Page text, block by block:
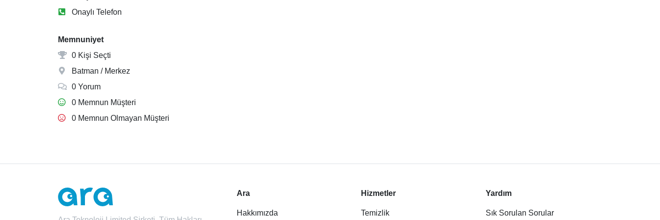
Onaylı Telefon
Memnuniyet
0 Kişi Seçti
Batman / Merkez
0 Yorum
0 Memnun Müşteri
0 Memnun Olmayan Müşteri
Ara
Hakkımızda
Hizmetler
Temizlik
Yardım
Sık Sorulan Sorular